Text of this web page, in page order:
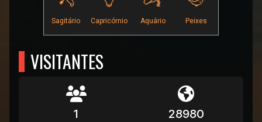
VISITANTES
1 28980